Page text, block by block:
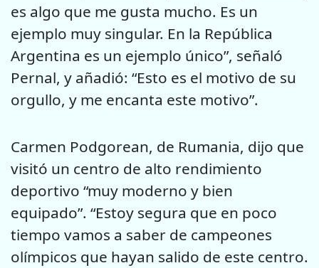
es algo que me gusta mucho. Es un
ejemplo muy singular. En la República
Argentina es un ejemplo único”, señaló
Pernal, y añadió: “Esto es el motivo de su
orgullo, y me encanta este motivo”.
Carmen Podgorean, de Rumania, dijo que
visitó un centro de alto rendimiento
deportivo “muy moderno y bien
equipado”. “Estoy segura que en poco
tiempo vamos a saber de campeones
olímpicos que hayan salido de este centro.